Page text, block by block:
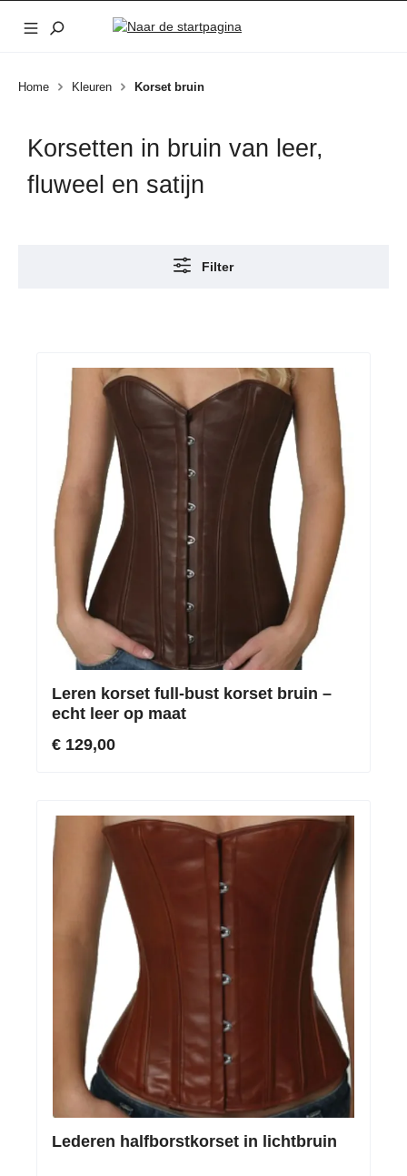
Ga naar de hoofdinhoud
Home Kleuren Korset bruin
Korsetten in bruin van leer,
fluweel en satijn
Filter
Leren korset full-bust korset bruin –
echt leer op maat
€ 129,00
Lederen halfborstkorset in lichtbruin